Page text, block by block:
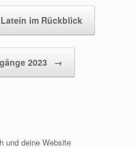
im Rückblick
2023 →
und deine Website